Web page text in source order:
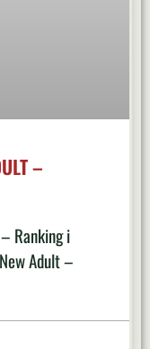
–
Ranking i
Adult –